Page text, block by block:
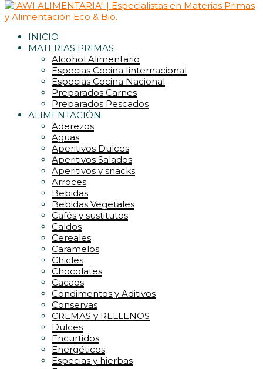
INICIO
MATERIAS PRIMAS
Alcohol Alimentario
Especias Cocina Iinternacional
Especias Cocina Nacional
Preparados Carnes
Preparados Pescados
ALIMENTACIÓN
Aderezos
Aguas
Aperitivos Dulces
Aperitivos Salados
Aperitivos y snacks
Arroces
Bebidas
Bebidas Vegetales
Cafés y sustitutos
Caldos
Cereales
Caramelos
Chicles
Chocolates
Cacaos
Condimentos y Aditivos
Conservas
CREMAS y RELLENOS
Dulces
Encurtidos
Energéticos
Especias y hierbas